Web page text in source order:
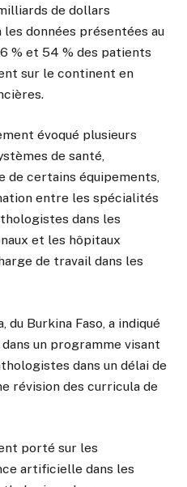
de dollars
données présentées au
% et 54 % des patients
sur le continent en
évoqué plusieurs
de santé,
de certains équipements,
entre les spécialités
dans les
et les hôpitaux
de travail dans les
Burkina Faso, a indiqué
dans un programme visant
dans un délai de
révision des curricula de
porté sur les
artificielle dans les